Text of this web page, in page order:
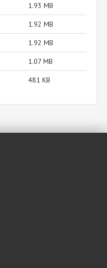
1.93 MB
1.92 MB
1.92 MB
1.07 MB
481 KB